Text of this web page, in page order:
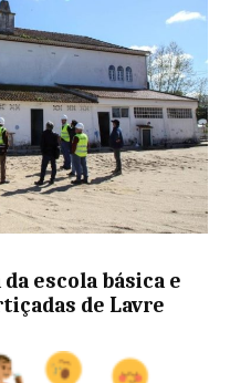
escola básica e
de Lavre